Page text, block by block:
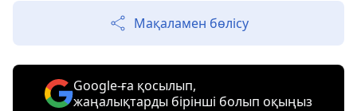
Мақаламен бөлісу
Google-ға қосылып,
жаңалықтарды бірінші болып оқыңыз